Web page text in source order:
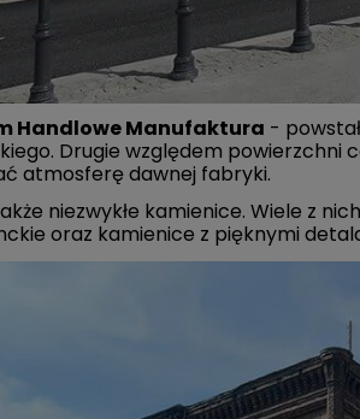
Handlowe Manufaktura -
Drugie względem powierzchni
atmosferę dawnej fabryki.
niezwykłe kamienice. Wiele z
oraz kamienice z pięknymi